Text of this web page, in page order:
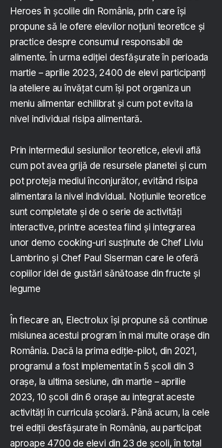
Heroes în școlile din România, prin care își
propune să le ofere elevilor noțiuni teoretice și
practice despre consumul responsabil de
alimente. În urma ediției desfășurate în perioada
martie – aprilie 2023, 2400 de elevi participanți
la ateliere au învățat cum își pot organiza un
meniu alimentar echilibrat și cum pot evita la
nivel individual risipa alimentară.
Prin intermediul sesiunilor teoretice, elevii află
cum pot avea grijă de resursele planetei și cum
pot proteja mediul înconjurător, evitând risipa
alimentara la nivel individual. Noțiunile teoretice
sunt completate și de o serie de activități
interactive, printre acestea fiind și integrarea
unor demo cooking-uri susținute de Chef Liviu
Lambrino și Chef Paul Siserman care le oferă
copiilor idei de gustări sănătoase din fructe și
legume
În fiecare an, Electrolux își propune să continue
misiunea acestui program în mai multe orașe din
România. Dacă la prima ediție-pilot, din 2021,
programul a fost implementat în 5 școli din 3
orașe, la ultima sesiune, din martie – aprilie
2023, 10 școli din 6 orașe au integrat aceste
activități în curricula școlară. Până acum, la cele
trei ediții desfășurate în România, au participat
aproape 4700 de elevi din 23 de școli, în total